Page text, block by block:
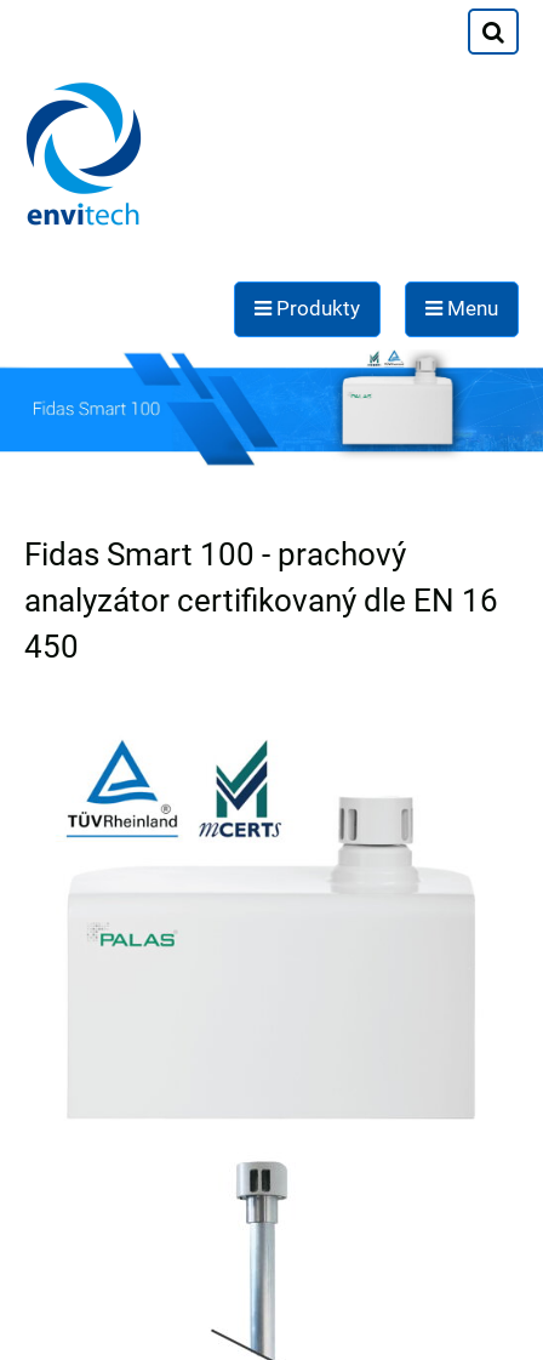
Produkty Menu
Fidas Smart 100 - prachový
analyzátor certifikovaný dle EN 16
450